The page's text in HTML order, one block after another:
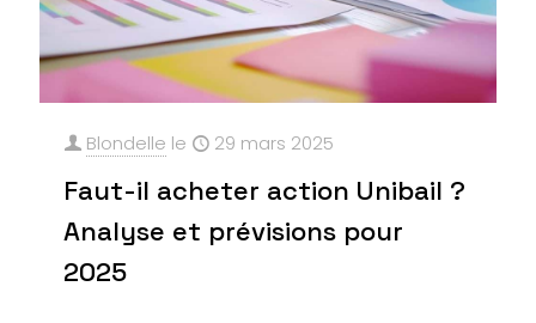
Blondelle le 29 mars 2025
Faut-il acheter action Unibail ?
Analyse et prévisions pour
2025